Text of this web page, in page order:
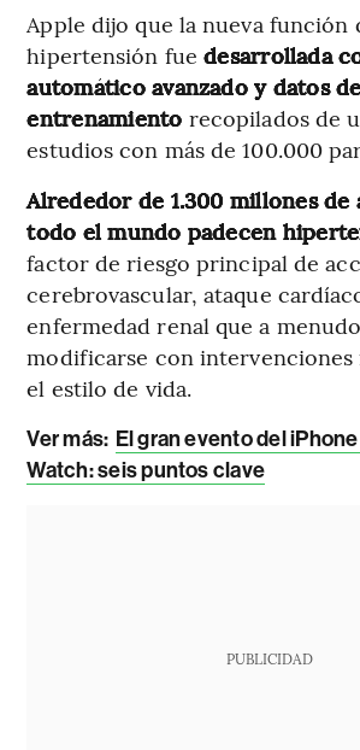
Apple dijo que la nueva función
hipertensión fuedesarrollada
automático avanzado y datos de
entrenamiento recopilados de
estudios con más de 100.000
Alrededor de 1.300 millones de
todo el mundo padecen
factor de riesgo principal de
cerebrovascular, ataque
enfermedad renal que a
modificarse con intervenciones
el estilo de vida.
Ver más: El gran evento del
Watch: seis puntos clave
PUBLICIDAD